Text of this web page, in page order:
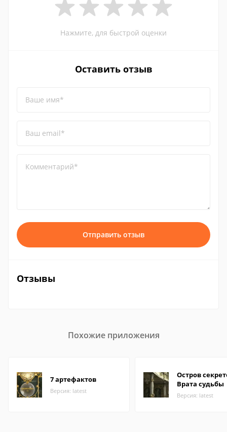
Нажмите, для быстрой оценки
Оставить отзыв
Ваше имя*
Ваш email*
Комментарий*
Отправить отзыв
Отзывы
Похожие приложения
7 артефактов
Версия: latest
Остров
Врата судьбы
Версия: latest